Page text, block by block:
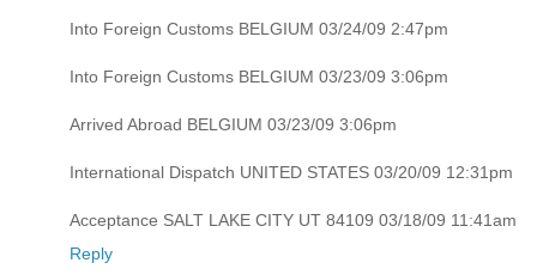
Into Foreign Customs BELGIUM 03/24/09 2:47pm
Into Foreign Customs BELGIUM 03/23/09 3:06pm
Arrived Abroad BELGIUM 03/23/09 3:06pm
International Dispatch UNITED STATES 03/20/09 12:31pm
Acceptance SALT LAKE CITY UT 84109 03/18/09 11:41am
Reply